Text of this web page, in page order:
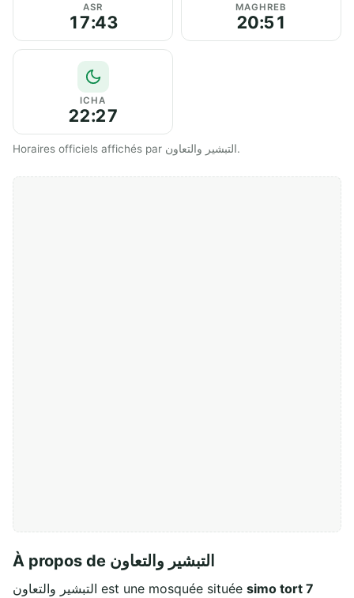
ASR
17:43
MAGHREB
20:51
ICHA
22:27
Horaires officiels affichés par التبشير والتعاون.
À propos de التبشير والتعاون
التبشير والتعاون est une mosquée située simo tort 7